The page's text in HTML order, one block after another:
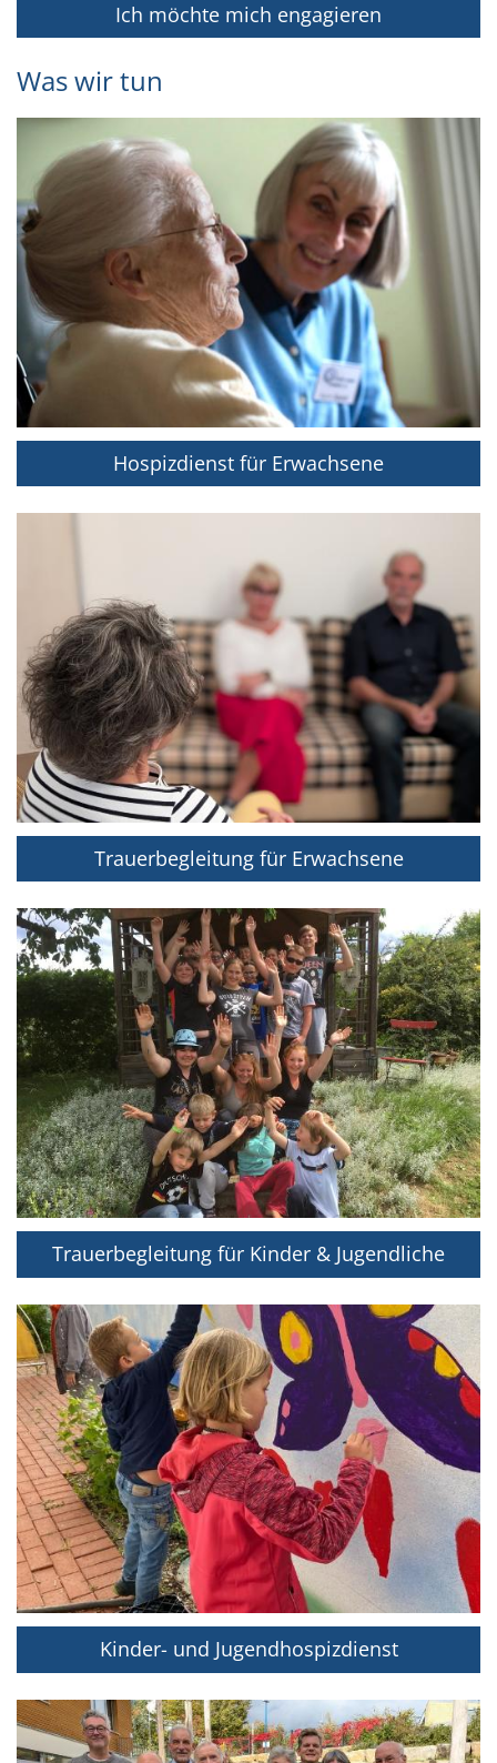
Ich möchte mich engagieren
Was wir tun
Hospizdienst für Erwachsene
Trauerbegleitung für Erwachsene
Trauerbegleitung für Kinder & Jugendliche
Kinder- und Jugendhospizdienst